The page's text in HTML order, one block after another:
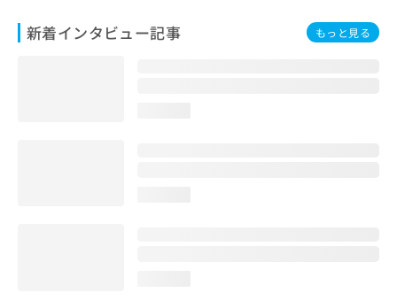
新着インタビュー記事 もっと見る